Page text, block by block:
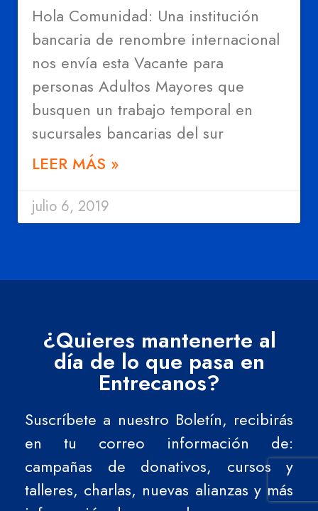
Hola Comunidad: Una institución
bancaria de renombre internacional
nos envía esta Vacante para
personas Adultos Mayores que
busquen un trabajo temporal en
sucursales bancarias del sur
LEER MÁS »
julio 6, 2019
¿Quieres mantenerte al
día de lo que pasa en
Entrecanos?
Suscríbete a nuestro Boletín, recibirás
en tu correo información de:
campañas de donativos, cursos y
talleres, charlas, nuevas alianzas y más